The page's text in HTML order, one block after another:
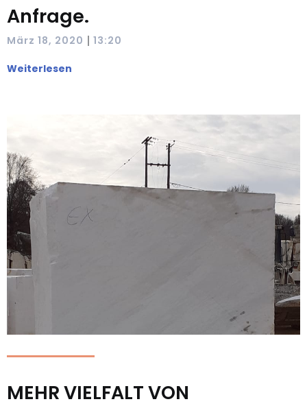
Anfrage.
März 18, 2020 | 13:20
Weiterlesen
MEHR VIELFALT VON